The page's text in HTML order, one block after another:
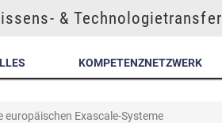
& Technologietransfer
KOMPETENZNETZWERK
europäischen Exascale-Systeme